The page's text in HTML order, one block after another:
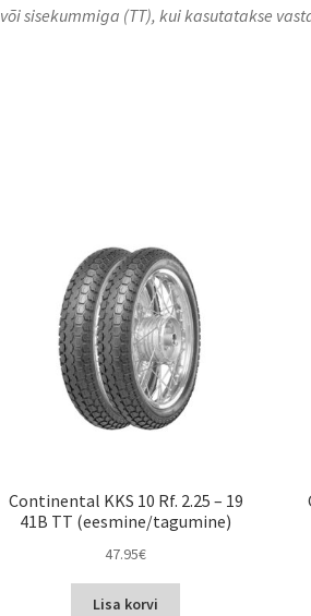
või sisekummiga (TT), kui kasutatakse
Continental KKS 10 Rf. 2.25 – 19
41B TT (eesmine/tagumine)
47.95€
Lisa korvi